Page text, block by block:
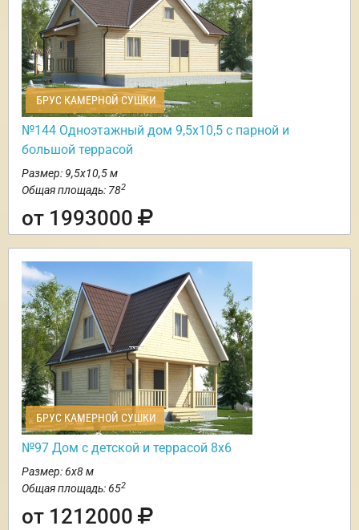
БРУС КАМЕРНОЙ СУШКИ
№144 Одноэтажный дом 9,5х10,5 с парной и
большой террасой
Размер: 9,5х10,5 м
Общая площадь: 782
от 1993000
БРУС КАМЕРНОЙ СУШКИ
№97 Дом с детской и террасой 8х6
Размер: 6х8 м
Общая площадь: 652
от 1212000